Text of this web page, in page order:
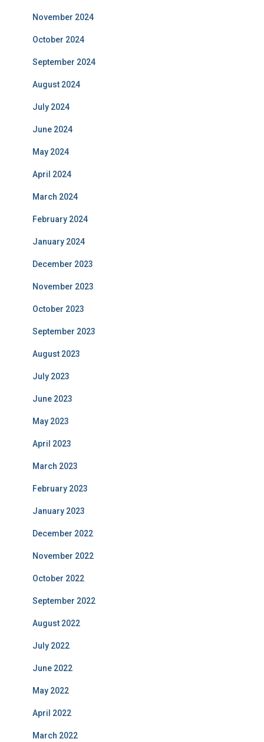
November 2024
October 2024
September 2024
August 2024
July 2024
June 2024
May 2024
April 2024
March 2024
February 2024
January 2024
December 2023
November 2023
October 2023
September 2023
August 2023
July 2023
June 2023
May 2023
April 2023
March 2023
February 2023
January 2023
December 2022
November 2022
October 2022
September 2022
August 2022
July 2022
June 2022
May 2022
April 2022
March 2022